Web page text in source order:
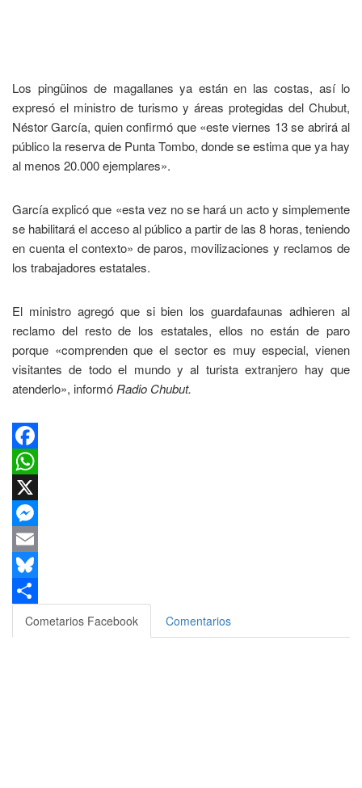
Los pingüinos de magallanes ya están en las costas, así lo
expresó el ministro de turismo y áreas protegidas del Chubut,
Néstor García, quien confirmó que «este viernes 13 se abrirá al
público la reserva de Punta Tombo, donde se estima que ya hay
al menos 20.000 ejemplares».
García explicó que «esta vez no se hará un acto y simplemente
se habilitará el acceso al público a partir de las 8 horas, teniendo
en cuenta el contexto» de paros, movilizaciones y reclamos de
los trabajadores estatales.
El ministro agregó que si bien los guardafaunas adhieren al
reclamo del resto de los estatales, ellos no están de paro
porque «comprenden que el sector es muy especial, vienen
visitantes de todo el mundo y al turista extranjero hay que
atenderlo», informó Radio Chubut.
Facebook
WhatsApp
X
Messenger
Email
Bluesky
Compartir
Cometarios Facebook Comentarios